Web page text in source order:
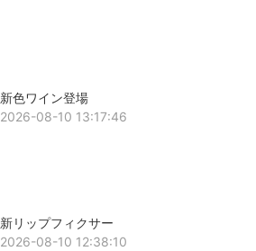
新色ワイン登場
2026-08-10 13:17:46
新リップフィクサー
2026-08-10 12:38:10